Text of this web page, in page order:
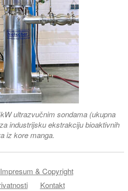
ultrazvučnim sondama (ukupna
industrijsku ekstrakciju bioaktivnih
iz kore manga.
Impresum & Copyright
Kontakt